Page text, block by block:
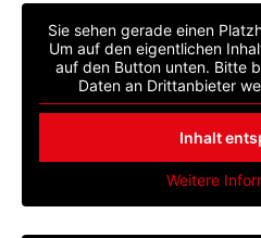
Sie sehen gerade einen
Um auf den eigentlichen
auf den Button unten. Bitte
Daten an Drittanbieter
Inhalt
Weitere